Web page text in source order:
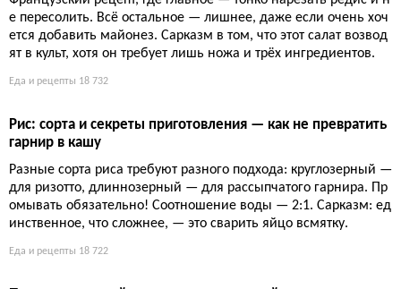
Еда и рецепты 15 498